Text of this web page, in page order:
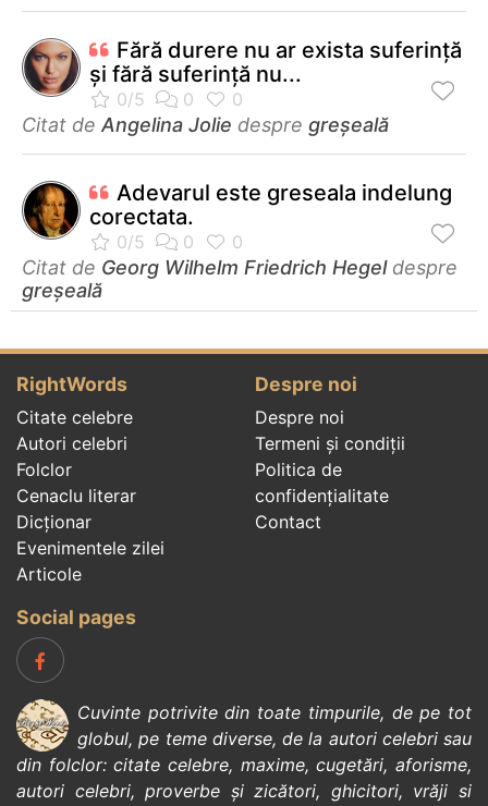
Fără durere nu ar exista suferinţă
şi fără suferinţă nu...
Citat de Angelina Jolie despre greșeală
Adevarul este greseala indelung
corectata.
Citat de Georg Wilhelm Friedrich Hegeldespre
greșeală
RightWords
Citate celebre
Autori celebri
Folclor
Cenaclu literar
Dicționar
Evenimentele zilei
Articole
Despre noi
Despre noi
Termeni și condiții
Politica de
confidenţialitate
Contact
Social pages
Cuvinte potrivite din toate timpurile, de pe tot
globul, pe teme diverse, de la autori celebrisau
din folclor:citate celebre, maxime,cugetări,aforisme,
autori celebri,proverbe și zicători, ghicitori, vrăji si